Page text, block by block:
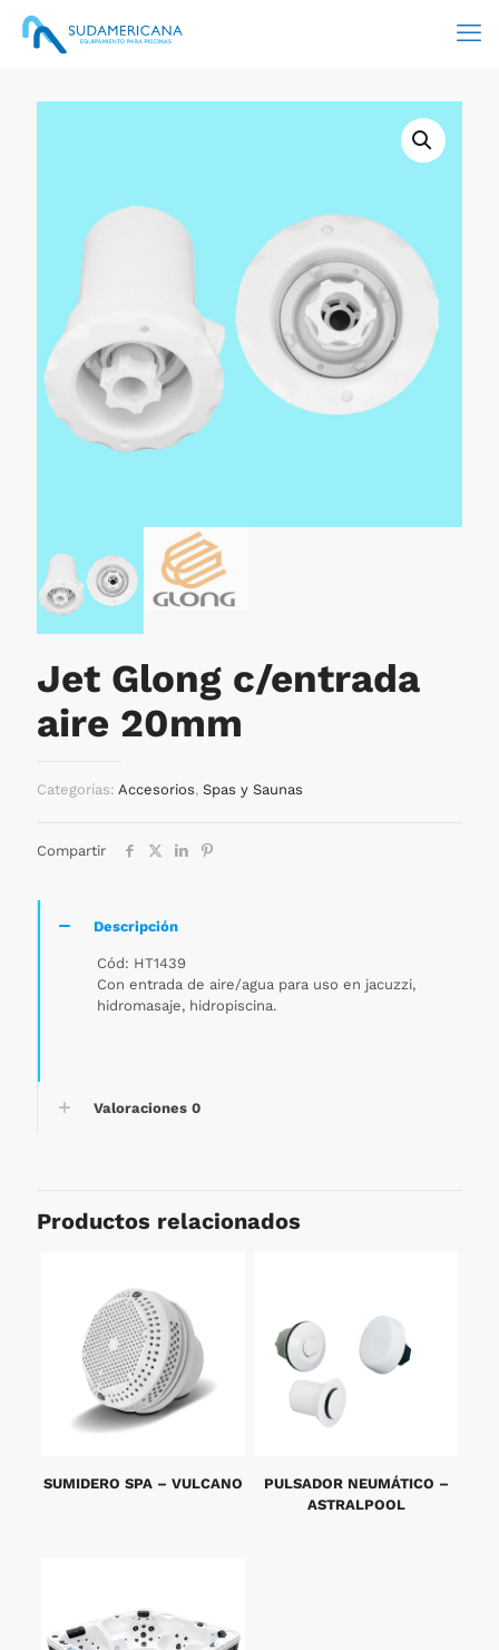
Jet Glong c/entrada
aire 20mm
Categorías: Accesorios, Spas y Saunas
Compartir
Descripción
Cód: HT1439
Con entrada de aire/agua para uso en jacuzzi,
hidromasaje, hidropiscina.
Valoraciones 0
Productos relacionados
SUMIDERO SPA – VULCANO
PULSADOR NEUMÁTICO –
ASTRALPOOL